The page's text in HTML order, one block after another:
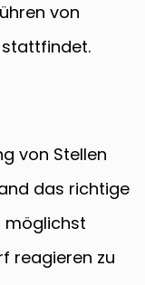
von
von Stellen
das richtige
möglichst
reagieren zu